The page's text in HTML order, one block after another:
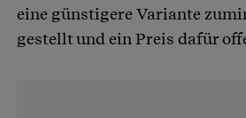
eine günstigere Variante
gestellt und ein Preis dafür